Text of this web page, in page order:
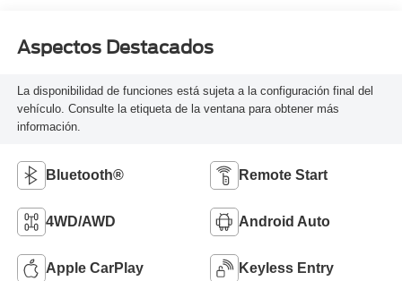
Aspectos Destacados
La disponibilidad de funciones está sujeta a la configuración final del
vehículo. Consulte la etiqueta de la ventana para obtener más
información.
Bluetooth® Remote Start
4WD/AWD Android Auto
Apple CarPlay Keyless Entry